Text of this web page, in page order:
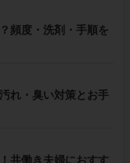
頻度・洗剤・手順を
れ・臭い対策とお手
共働き夫婦におすす